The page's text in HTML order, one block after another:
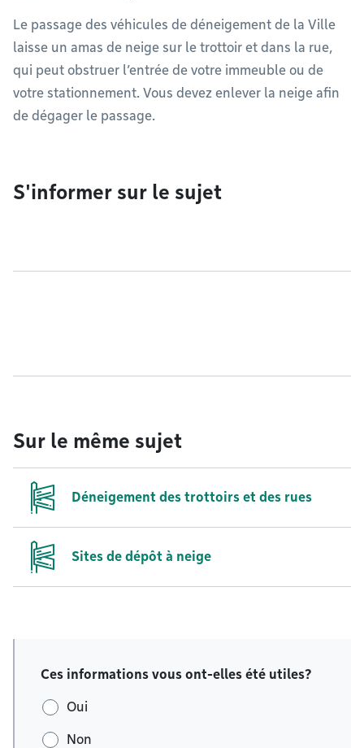
Le passage des véhicules de déneigement de la Ville
laisse un amas de neige sur le trottoir et dans la rue,
qui peut obstruer l’entrée de votre immeuble ou de
votre stationnement. Vous devez enlever la neige afin
de dégager le passage.
S'informer sur le sujet
Sur le même sujet
Déneigement des trottoirs et des rues
Sites de dépôt à neige
Ces informations vous ont-elles été utiles?
Oui
Non